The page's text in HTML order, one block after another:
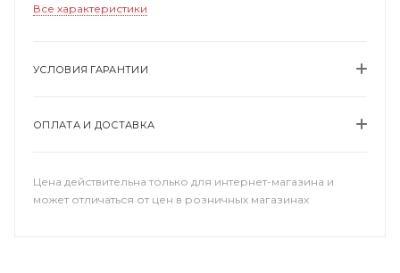
Все характеристики
УСЛОВИЯ ГАРАНТИИ
ОПЛАТА И ДОСТАВКА
Цена действительна только для интернет-магазина и
может отличаться от цен в розничных магазинах